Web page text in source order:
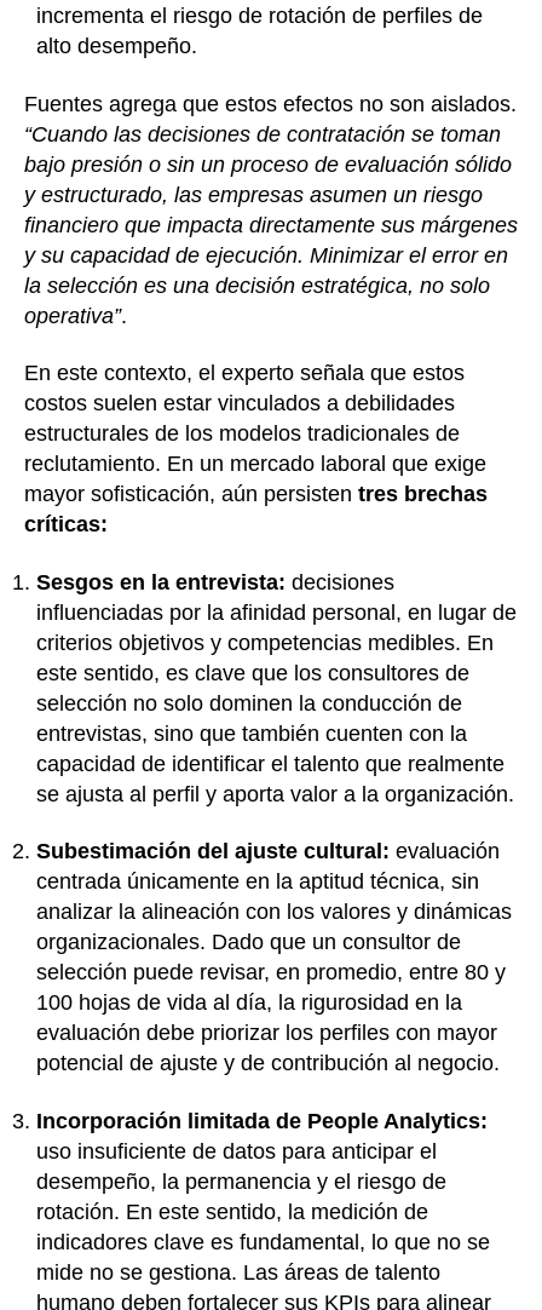
incrementa el riesgo de rotación de perfiles de
alto desempeño.
Fuentes agrega que estos efectos no son aislados.
“Cuando las decisiones de contratación se toman
bajo presión o sin un proceso de evaluación sólido
y estructurado, las empresas asumen un riesgo
financiero que impacta directamente sus márgenes
y su capacidad de ejecución. Minimizar el error en
la selección es una decisión estratégica, no solo
operativa”.
En este contexto, el experto señala que estos
costos suelen estar vinculados a debilidades
estructurales de los modelos tradicionales de
reclutamiento. En un mercado laboral que exige
mayor sofisticación, aún persisten tres brechas
críticas:
Sesgos en la entrevista: decisiones
influenciadas por la afinidad personal, en lugar de
criterios objetivos y competencias medibles. En
este sentido, es clave que los consultores de
selección no solo dominen la conducción de
entrevistas, sino que también cuenten con la
capacidad de identificar el talento que realmente
se ajusta al perfil y aporta valor a la organización.
Subestimación del ajuste cultural: evaluación
centrada únicamente en la aptitud técnica, sin
analizar la alineación con los valores y dinámicas
organizacionales. Dado que un consultor de
selección puede revisar, en promedio, entre 80 y
100 hojas de vida al día, la rigurosidad en la
evaluación debe priorizar los perfiles con mayor
potencial de ajuste y de contribución al negocio.
Incorporación limitada de People Analytics:
uso insuficiente de datos para anticipar el
desempeño, la permanencia y el riesgo de
rotación. En este sentido, la medición de
indicadores clave es fundamental, lo que no se
mide no se gestiona. Las áreas de talento
humano deben fortalecer sus KPIs para alinear